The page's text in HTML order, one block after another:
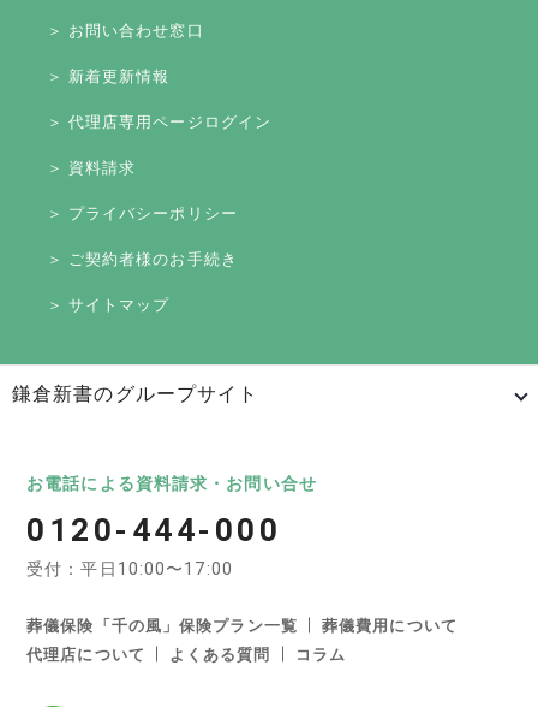
＞ お問い合わせ窓口
＞ 新着更新情報
＞ 代理店専用ページログイン
＞ 資料請求
＞ プライバシーポリシー
＞ ご契約者様のお手続き
＞ サイトマップ
鎌倉新書のグループサイト
いいお墓 Life.（ライフドット） いいお墓-永代供養墓版
いいお墓-ペット霊園版 樹木葬なび
寺院墓地.com 優良墓石・石材店ガイド
お墓の引越し＆墓じまいくん
お電話による資料請求・お問い合せ
0120-444-000
受付：平日10:00〜17:00
葬儀保険「千の風」保険プラン一覧
葬儀費用について
代理店について
よくある質問 コラム